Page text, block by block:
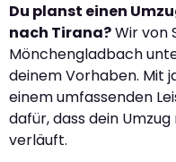
Du planst einen
nach Tirana?Wir von
Mönchengladbach
deinem Vorhaben. Mit
einem umfassenden
dafür, dass dein
verläuft.